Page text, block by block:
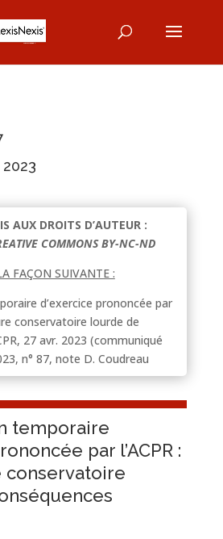
AUX DROITS D’AUTEUR :
COMMONS BY-NC-ND
FAÇON SUIVANTE :
d’exercice prononcée par
conservatoire lourde de
27 avr. 2023 (communiqué
n° 87, note D. Coudreau
temporaire
par l’ACPR :
conservatoire